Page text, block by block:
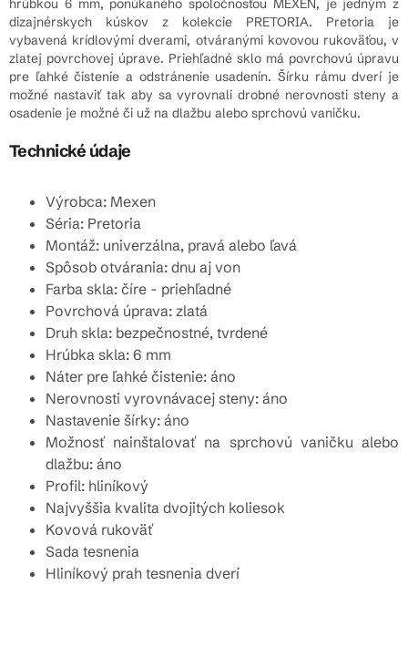
hrúbkou 6 mm, ponúkaného spoločnosťou MEXEN, je jedným z
dizajnérskych kúskov z kolekcie PRETORIA. Pretoria je
vybavená krídlovými dverami, otváranými kovovou rukoväťou, v
zlatej povrchovej úprave. Priehľadné sklo má povrchovú úpravu
pre ľahké čistenie a odstránenie usadenín. Šírku rámu dverí je
možné nastaviť tak aby sa vyrovnali drobné nerovnosti steny a
osadenie je možné či už na dlažbu alebo sprchovú vaničku.
Technické údaje
Výrobca: Mexen
Séria: Pretoria
Montáž: univerzálna, pravá alebo ľavá
Spôsob otvárania: dnu aj von
Farba skla: číre - priehľadné
Povrchová úprava: zlatá
Druh skla: bezpečnostné, tvrdené
Hrúbka skla: 6 mm
Náter pre ľahké čistenie: áno
Nerovnosti vyrovnávacej steny: áno
Nastavenie šírky: áno
Možnosť nainštalovať na sprchovú vaničku alebo
dlažbu: áno
Profil: hliníkový
Najvyššia kvalita dvojitých koliesok
Kovová rukoväť
Sada tesnenia
Hliníkový prah tesnenia dverí